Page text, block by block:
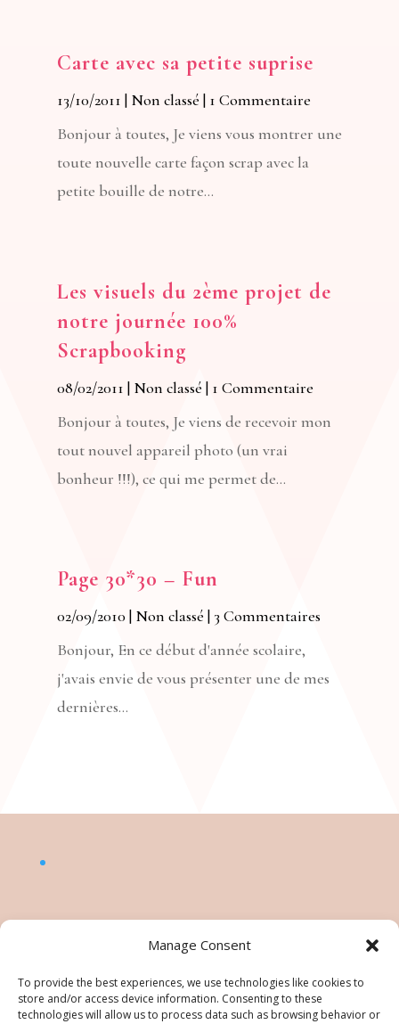
Manage Consent
To provide the best experiences, we use technologies like cookies to
store and/or access device information. Consenting to these
technologies will allow us to process data such as browsing behavior or
Carte avec sa petite suprise
13/10/2011 | Non classé | 1 Commentaire
Bonjour à toutes, Je viens vous montrer une
toute nouvelle carte façon scrap avec la
petite bouille de notre...
Les visuels du 2ème projet de
notre journée 100%
Scrapbooking
08/02/2011 | Non classé | 1 Commentaire
Bonjour à toutes, Je viens de recevoir mon
tout nouvel appareil photo (un vrai
bonheur !!!), ce qui me permet de...
Page 30*30 – Fun
02/09/2010| Non classé | 3 Commentaires
Bonjour, En ce début d'année scolaire,
j'avais envie de vous présenter une de mes
dernières...